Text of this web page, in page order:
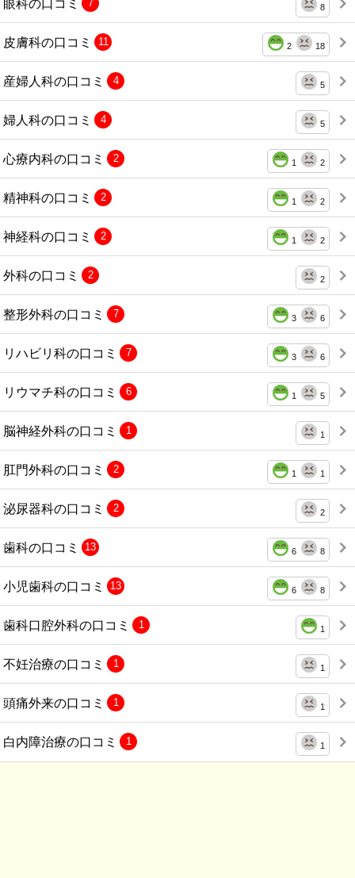
8
7
皮膚科の口コミ 2 18
11
産婦人科の口コミ 5
4
婦人科の口コミ 5
4
心療内科の口コミ 1 2
2
精神科の口コミ 1 2
2
神経科の口コミ 1 2
2
外科の口コミ 2
2
整形外科の口コミ 3 6
7
リハビリ科の口コミ 3 6
7
リウマチ科の口コミ 1 5
6
脳神経外科の口コミ 1
1
肛門外科の口コミ 1 1
2
泌尿器科の口コミ 2
2
歯科の口コミ 6 8
13
小児歯科の口コミ 6 8
13
歯科口腔外科の口コミ 1
1
不妊治療の口コミ 1
1
頭痛外来の口コミ 1
1
白内障治療の口コミ 1
1